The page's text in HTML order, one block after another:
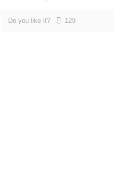
Do you like it? 129